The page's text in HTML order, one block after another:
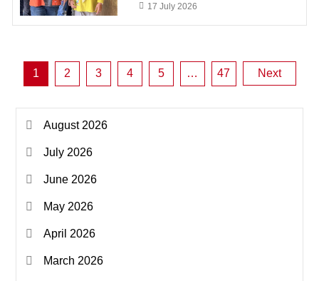
17 July 2026
Posts
pagination
1 2 3 4 5 … 47 Next
August 2026
July 2026
June 2026
May 2026
April 2026
March 2026